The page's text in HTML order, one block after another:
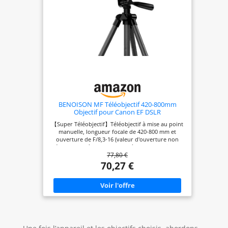
système Canon EOS R
BENOISON MF Téléobjectif 420-800mm
Objectif pour Canon EF DSLR
【Super Téléobjectif】Téléobjectif à mise au point
manuelle, longueur focale de 420-800 mm et
ouverture de F/8,3-16 (valeur d'ouverture non
réglable, f8,3 à 420 mm et f16 à 800 mm), taille de
filtre de 62 mm, plein cadre, monture EF/EF-S,
construit avec des matériaux de haute qualité et
une construction robuste, ce qui les rend durables
et résistants ; 【Version améliorée】Mise à jour en
monture EF/EF-S, qui peut être montée sur les
appareils photo DSLR Canon sans connecter la
bague d'adaptation T. Pour ceux qui
77,80 €
70,27 €